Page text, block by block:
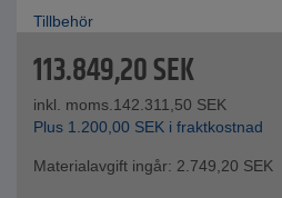
Tillbehör
113.849,20SEK
inkl. moms.142.311,50 SEK
Plus 1.200,00 SEK i fraktkostnad
Materialavgift ingår: 2.749,20 SEK